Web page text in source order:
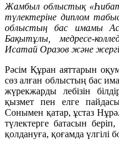
Жамбыл облыстық
түлектеріне диплом
облыстың бас имамы
Бақытұлы, медресе-
Исатай Оразов және
Рәсім Құран аяттарын
сөз алған облыстың бас
жүрекжарды лебізін
қызмет пен елге пайдасы
Сонымен қатар, ұстаз
түлектерге батасын
қолдануға, қоғамда үлгілі